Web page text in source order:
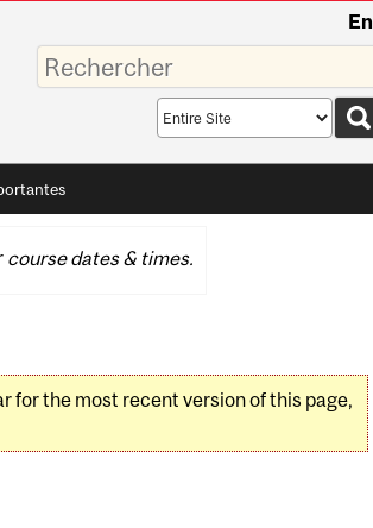
En
Saisissez
vos
mots-
Search
scope
course dates & times.
for the most recent version of this page,